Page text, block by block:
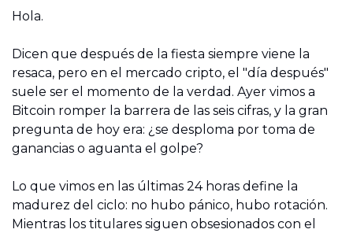
Hola.
Dicen que después de la fiesta siempre viene la
resaca, pero en el mercado cripto, el "día después"
suele ser el momento de la verdad. Ayer vimos a
Bitcoin romper la barrera de las seis cifras, y la gran
pregunta de hoy era: ¿se desploma por toma de
ganancias o aguanta el golpe?
Lo que vimos en las últimas 24 horas define la
madurez del ciclo: no hubo pánico, hubo rotación.
Mientras los titulares siguen obsesionados con el